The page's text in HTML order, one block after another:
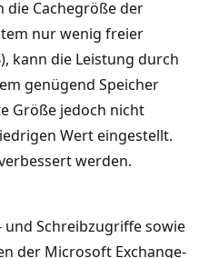
die Cachegröße der
nur wenig freier
kann die Leistung durch
genügend Speicher
Größe jedoch nicht
Wert eingestellt.
werden.
und Schreibzugriffe sowie
der Microsoft Exchange-